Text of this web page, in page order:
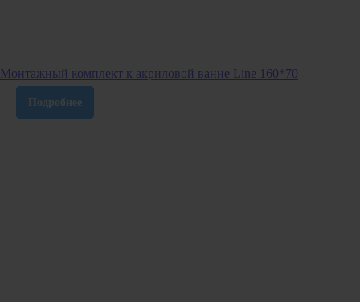
Монтажный комплект к акриловой ванне Line 160*70
Подробнее